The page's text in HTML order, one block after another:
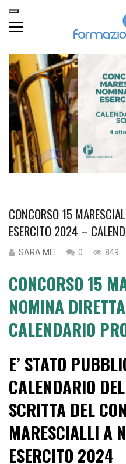
CONCORSO 15
ESERCITO 2024 –
SARA MEI 0 849
CONCORSO 15
NOMINA
CALENDARIO
E’ STATO
CALENDARIO
SCRITTA DEL
MARESCIALLI A
ESERCITO 2024